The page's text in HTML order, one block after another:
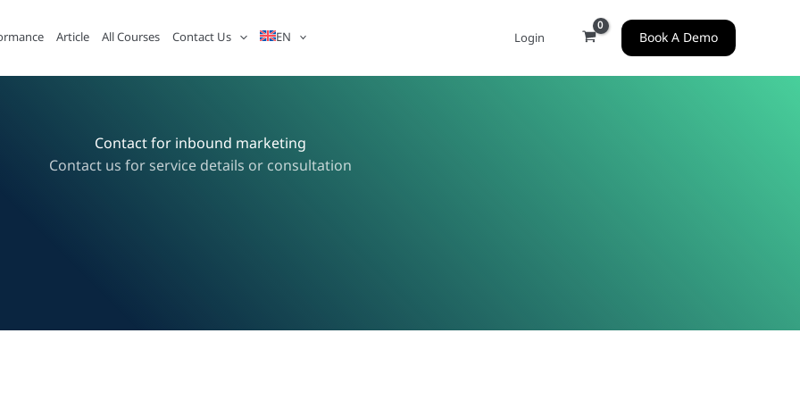
Article All Courses Contact Us EN Login Book A Demo
Contact for inbound marketing
Contact us for service details or consultation